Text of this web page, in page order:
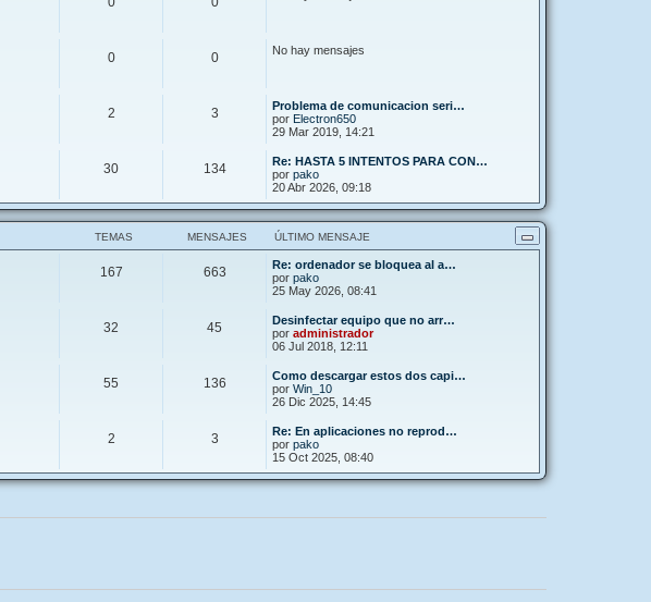
0 0 No hay mensajes
2 3
Problema de comunicacion seri…
por Electron650
29 Mar 2019, 14:21
30 134
Re: HASTA 5 INTENTOS PARA CON…
por pako
20 Abr 2026, 09:18
TEMAS MENSAJES ÚLTIMO MENSAJE
167 663
Re: ordenador se bloquea al a…
por pako
25 May 2026, 08:41
32 45
Desinfectar equipo que no arr…
por administrador
06 Jul 2018, 12:11
55 136
Como descargar estos dos capi…
por Win_10
26 Dic 2025, 14:45
2 3
Re: En aplicaciones no reprod…
por pako
15 Oct 2025, 08:40